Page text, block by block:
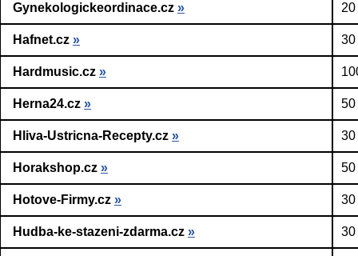
Gynekologickeordinace.cz »
Hafnet.cz » 30
Hardmusic.cz »
Herna24.cz » 50
Hliva-Ustricna-Recepty.cz » 30
Horakshop.cz » 50
Hotove-Firmy.cz » 30
Hudba-ke-stazeni-zdarma.cz » 30